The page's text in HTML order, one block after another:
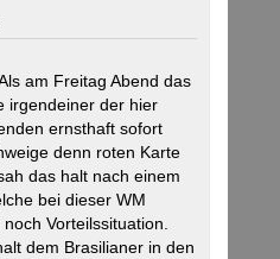
am Freitag Abend das
irgendeiner der hier
ernsthaft sofort
denn roten Karte
das halt nach einem
bei dieser WM
Vorteilssituation.
dem Brasilianer in den